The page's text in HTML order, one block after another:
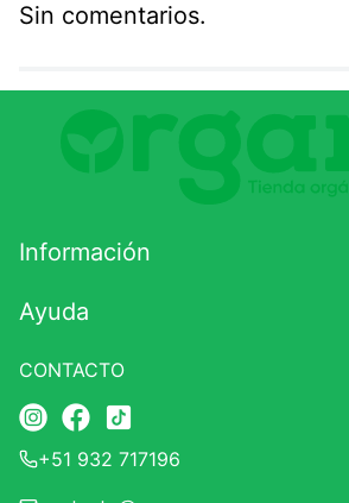
Comentario
Califique el producto de 1 a 5
★★★
Correo electrónico
Sin comentarios.
Información
Ayuda
CONTACTO
+51 932 717196